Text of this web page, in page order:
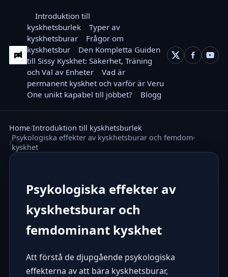
Introduktion till
kyskhetsburlek
Typer av
kyskhetsburar
Frågor om
kyskhetsbur
Den Kompletta Guiden
till Sissy Kyskhet: Säkerhet, Träning
och Val av Enheter
Vad är
permanent kyskhet och varför är Veru
One unikt kapabel till jobbet?
Blogg
Home Introduktion till kyskhetsburlek
Psykologiska effekter av kyskhetsburar och femdom-
kyskhet
Psykologiska effekter av
kyskhetsburar och
femdominant kyskhet
Att förstå de djupgående psykologiska
effekterna av att bära kyskhetsburar,